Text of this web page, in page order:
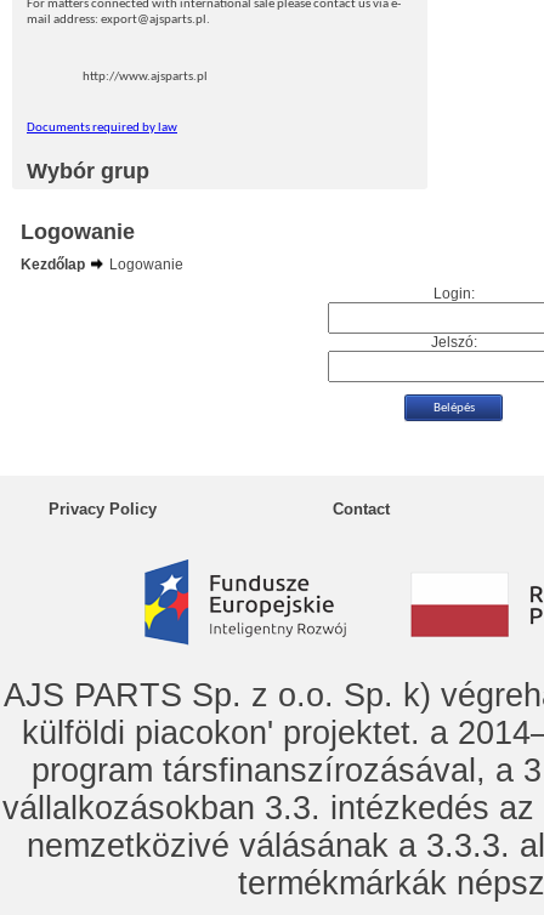
For matters connected with international sale please contact us via e-
mail address: export@ajsparts.pl.
http://www.ajsparts.pl
Documents required by law
Wybór grup
Logowanie
Kezdőlap
Logowanie
Login:
Jelszó:
Privacy Policy Contact
AJS PARTS Sp. z o.o. Sp. k)
külföldi piacokon' projektet. a
program társfinanszírozásával, a
vállalkozásokban 3.3. intézkedés
nemzetközivé válásának a 3.3.3.
termékmárkák